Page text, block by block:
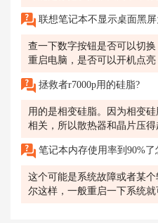
联想笔记本不显示桌面黑
查一下数字按钮是否可以切
重启电脑，是否可以开机点
拯救者r7000p用的硅脂?
用的是相变硅脂。因为相变
相关，所以散热器和晶片压
笔记本内存使用率到90%了
这个可能是系统故障或者某
尔这样，一般重启一下系统